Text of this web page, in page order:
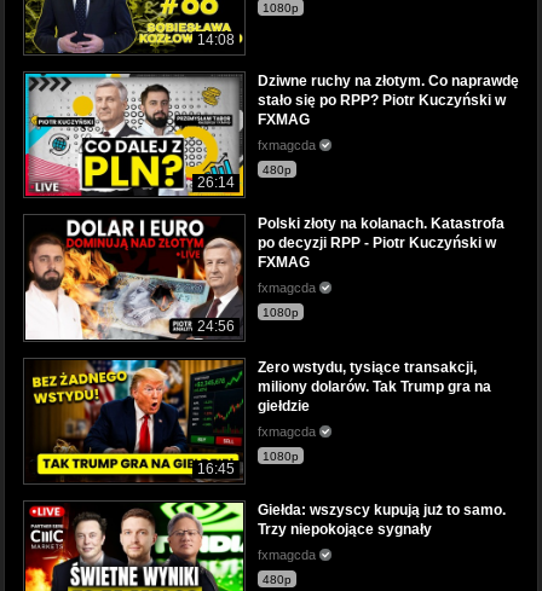
14:08
1080p
26:14
Dziwne ruchy na złotym. Co naprawdę
stało się po RPP? Piotr Kuczyński w
FXMAG
fxmagcda
480p
24:56
Polski złoty na kolanach. Katastrofa
po decyzji RPP - Piotr Kuczyński w
FXMAG
fxmagcda
1080p
16:45
Zero wstydu, tysiące transakcji,
miliony dolarów. Tak Trump gra na
giełdzie
fxmagcda
1080p
Giełda: wszyscy kupują już to samo.
Trzy niepokojące sygnały
fxmagcda
480p